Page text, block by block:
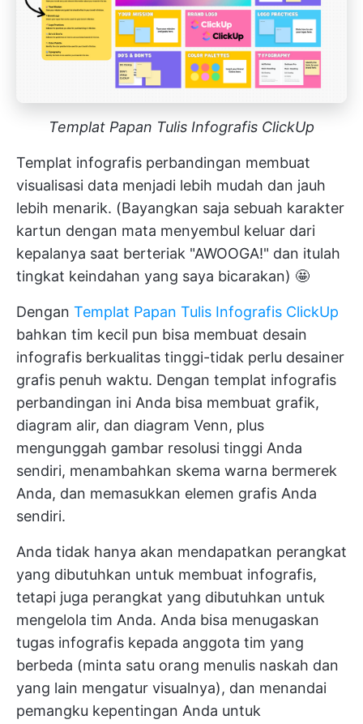
Templat Papan Tulis Infografis ClickUp
Templat infografis perbandingan membuat
visualisasi data menjadi lebih mudah dan jauh
lebih menarik. (Bayangkan saja sebuah karakter
kartun dengan mata menyembul keluar dari
kepalanya saat berteriak "AWOOGA!" dan itulah
tingkat keindahan yang saya bicarakan) 🤩
Dengan Templat Papan Tulis Infografis ClickUp
bahkan tim kecil pun bisa membuat desain
infografis berkualitas tinggi-tidak perlu desainer
grafis penuh waktu. Dengan templat infografis
perbandingan ini Anda bisa membuat grafik,
diagram alir, dan diagram Venn, plus
mengunggah gambar resolusi tinggi Anda
sendiri, menambahkan skema warna bermerek
Anda, dan memasukkan elemen grafis Anda
sendiri.
Anda tidak hanya akan mendapatkan perangkat
yang dibutuhkan untuk membuat infografis,
tetapi juga perangkat yang dibutuhkan untuk
mengelola tim Anda. Anda bisa menugaskan
tugas infografis kepada anggota tim yang
berbeda (minta satu orang menulis naskah dan
yang lain mengatur visualnya), dan menandai
pemangku kepentingan Anda untuk